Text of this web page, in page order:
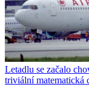
Letadlu se začalo
triviální matematická